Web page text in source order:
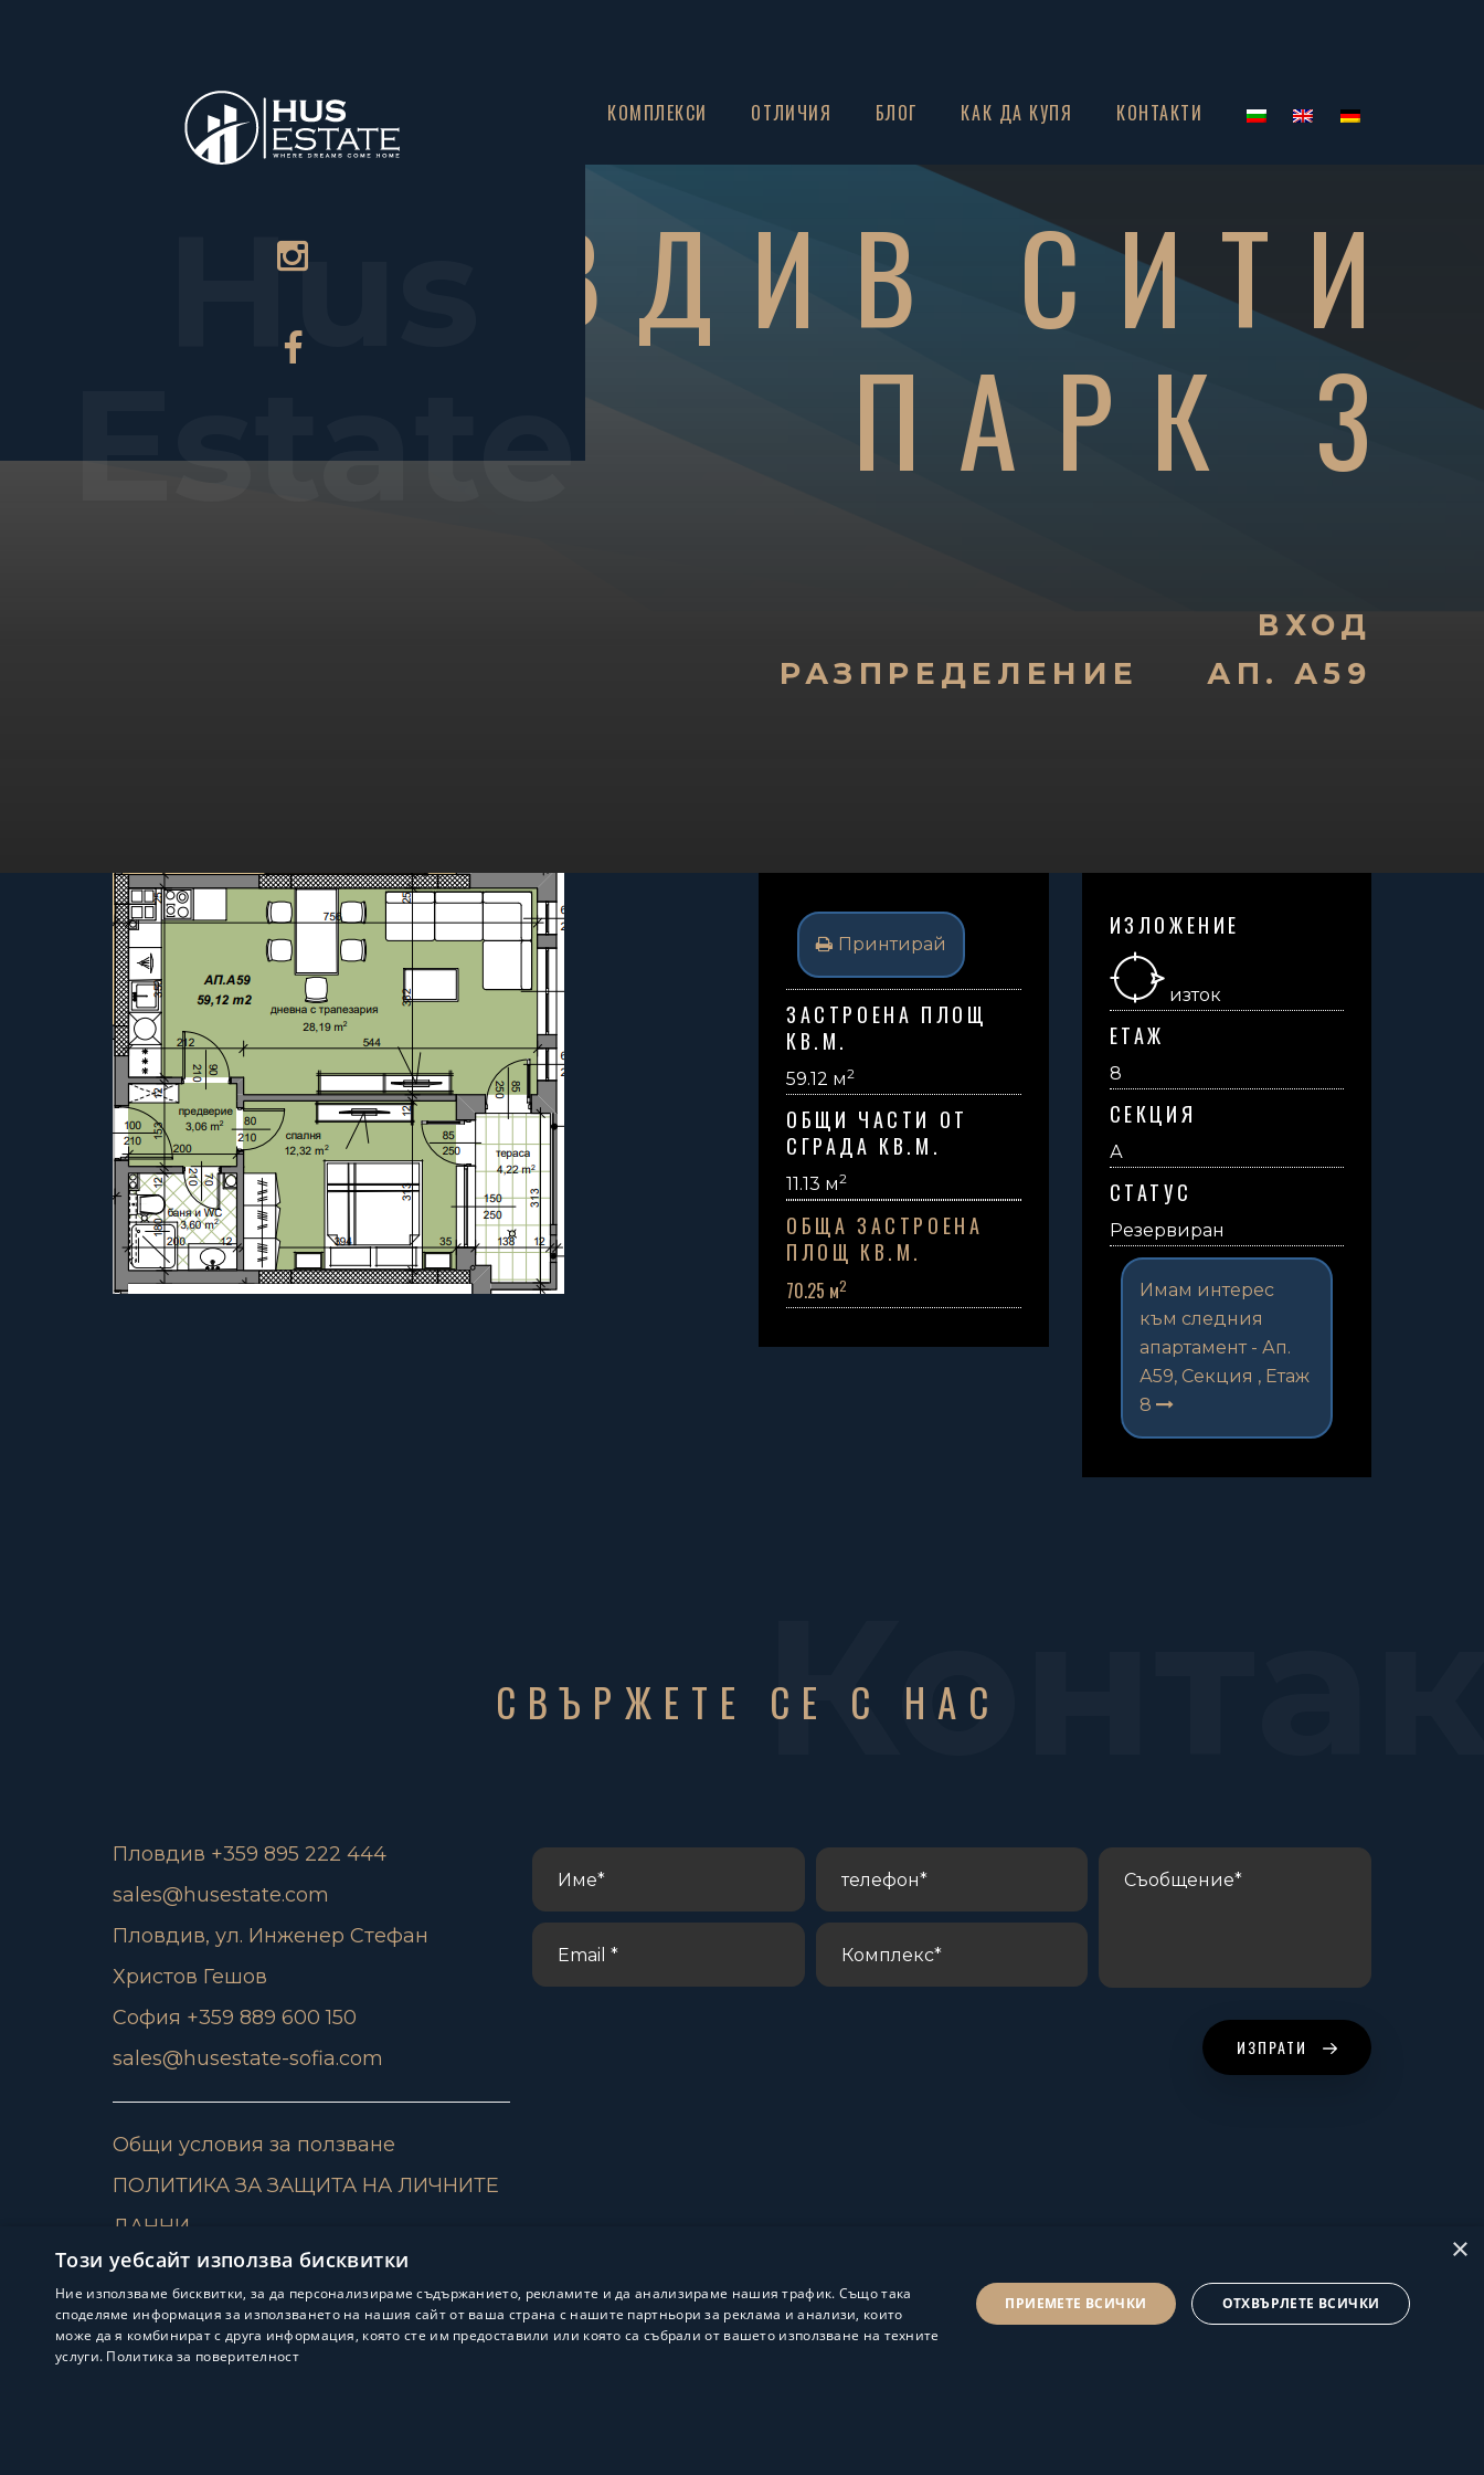
Hus
Estate
КОМПЛЕКСИ ОТЛИЧИЯ БЛОГ КАК ДА КУПЯ КОНТАКТИ
ПЛОВДИВ СИТИ
ПАРК 3
РАЗПРЕДЕЛЕНИЕ
ВХОД
АП. А59
Принтирай
ЗАСТРОЕНА ПЛОЩ
КВ.М.
59.12 м2
ОБЩИ ЧАСТИ ОТ
СГРАДА КВ.М.
11.13 м2
ОБЩА ЗАСТРОЕНА
ПЛОЩ КВ.М.
70.25 м2
ИЗЛОЖЕНИЕ
изток
ЕТАЖ
8
СЕКЦИЯ
А
СТАТУС
Резервиран
Имам интерес
към следния
апартамент - Ап.
А59, Секция , Етаж
8
СВЪРЖЕТЕ СЕ С НАС
Пловдив +359 895 222 444
sales@husestate.com
Пловдив, ул. Инженер Стефан
Христов Гешов
София +359 889 600 150
sales@husestate-sofia.com
Общи условия за ползване
ПОЛИТИКА ЗА ЗАЩИТА НА ЛИЧНИТЕ
ДАННИ
ИЗПРАТИ
×
Този уебсайт използва бисквитки
Ние използваме бисквитки, за да персонализираме съдържанието, рекламите и да анализираме нашия трафик. Също така
споделяме информация за използването на нашия сайт от ваша страна с нашите партньори за реклама и анализи, които
може да я комбинират с друга информация, която сте им предоставили или която са събрали от вашето използване на техните
услуги. Политика за поверителност
ПРИЕМЕТЕ ВСИЧКИ ОТХВЪРЛЕТЕ ВСИЧКИ